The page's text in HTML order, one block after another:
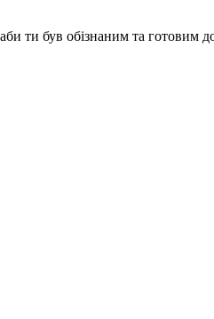
ти був обізнаним та готовим